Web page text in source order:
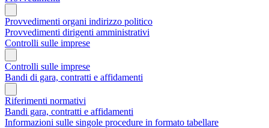
Provvedimenti organi indirizzo politico
Provvedimenti dirigenti amministrativi
Controlli sulle imprese
Controlli sulle imprese
Bandi di gara, contratti e affidamenti
Riferimenti normativi
Bandi gara, contratti e affidamenti
Informazioni sulle singole procedure in formato tabellare